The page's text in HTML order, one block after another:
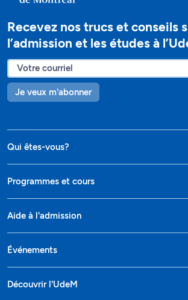
Recevez nos trucs et conseils
l’admission et les études à
Je veux m'abonner
Qui êtes-vous?
Programmes et cours
Aide à l'admission
Événements
Découvrir l'UdeM